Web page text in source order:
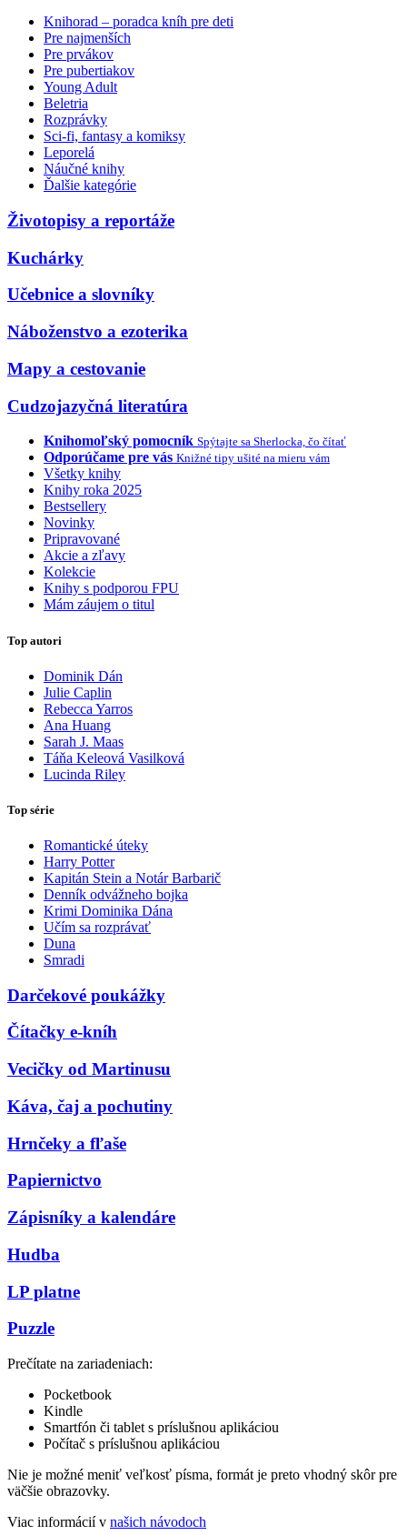
Knihorad – poradca kníh pre deti
Pre najmenších
Pre prvákov
Pre pubertiakov
Young Adult
Beletria
Rozprávky
Sci-fi, fantasy a komiksy
Leporelá
Náučné knihy
Ďalšie kategórie
Životopisy a reportáže
Kuchárky
Učebnice a slovníky
Náboženstvo a ezoterika
Mapy a cestovanie
Cudzojazyčná literatúra
Knihomoľský pomocník Spýtajte sa Sherlocka, čo čítať
Odporúčame pre vás Knižné tipy ušité na mieru vám
Všetky knihy
Knihy roka 2025
Bestsellery
Novinky
Pripravované
Akcie a zľavy
Kolekcie
Knihy s podporou FPU
Mám záujem o titul
Top autori
Dominik Dán
Julie Caplin
Rebecca Yarros
Ana Huang
Sarah J. Maas
Táňa Keleová Vasilková
Lucinda Riley
Top série
Romantické úteky
Harry Potter
Kapitán Stein a Notár Barbarič
Denník odvážneho bojka
Krimi Dominika Dána
Učím sa rozprávať
Duna
Smradi
Darčekové poukážky
Čítačky e-kníh
Vecičky od Martinusu
Káva, čaj a pochutiny
Hrnčeky a fľaše
Papiernictvo
Zápisníky a kalendáre
Hudba
LP platne
Puzzle
Prečítate na zariadeniach:
Pocketbook
Kindle
Smartfón či tablet s príslušnou aplikáciou
Počítač s príslušnou aplikáciou
Nie je možné meniť veľkosť písma, formát je preto vhodný skôr pre
väčšie obrazovky.
Viac informácií v našich návodoch